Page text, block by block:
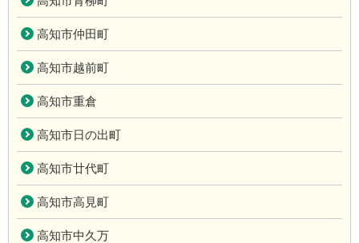
高知市仲田町
高知市越前町
高知市重倉
高知市日の出町
高知市廿代町
高知市高見町
高知市中久万